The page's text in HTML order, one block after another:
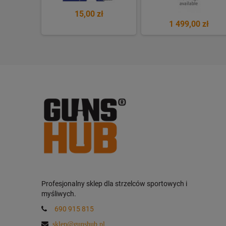
15,00 zł
1 499,00 zł
Profesjonalny sklep dla strzelców sportowych i
myśliwych.
690 915 815
sklep@gunshub.pl